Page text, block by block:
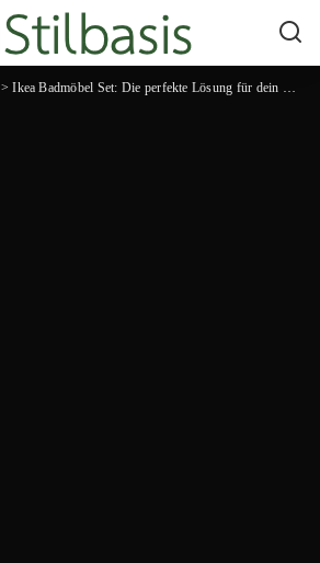
>Ikea Badmöbel Set: Die perfekte Lösung für dein Badezimmer!